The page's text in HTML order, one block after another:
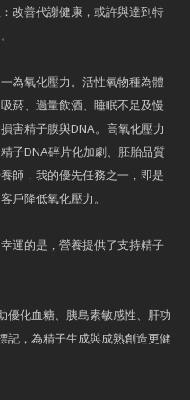
改善代謝健康，或許與達到特
為氧化壓力。活性氧物種為體
菸、過量飲酒、睡眠不足及慢
害精子膜與DNA。高氧化壓力
子DNA碎片化加劇、胚胎品質
師，我的優先任務之一，即是
戶降低氧化壓力。
運的是，營養提供了支持精子
優化血糖、胰島素敏感性、肝功
記，為精子生成與成熟創造更健